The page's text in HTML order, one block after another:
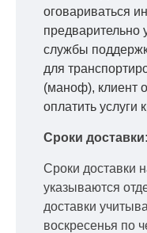
оговариваться
предварительно
службы
для
(маноф), клиент
оплатить услуги
Сроки доставки:
Сроки доставки
указываются
доставки
воскресенья по